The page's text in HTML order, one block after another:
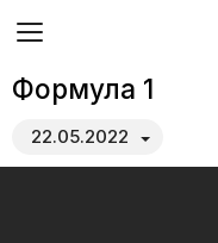
Формула 1
22.05.2022